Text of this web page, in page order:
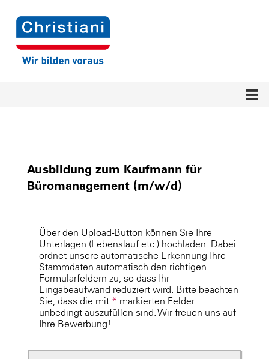
Ausbildung zum Kaufmann für
Büromanagement (m/w/d)
Über den Upload-Button können Sie Ihre
Unterlagen (Lebenslauf etc.) hochladen. Dabei
ordnet unsere automatische Erkennung Ihre
Stammdaten automatisch den richtigen
Formularfeldern zu, so dass Ihr
Eingabeaufwand reduziert wird. Bitte beachten
Sie, dass die mit * markierten Felder
unbedingt auszufüllen sind. Wir freuen uns auf
Ihre Bewerbung!